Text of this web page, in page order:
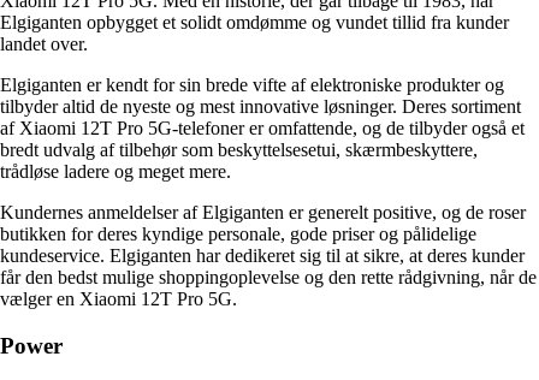
Elgiganten opbygget et solidt omdømme og vundet tillid fra kunder
landet over.
Elgiganten er kendt for sin brede vifte af elektroniske produkter og
tilbyder altid de nyeste og mest innovative løsninger. Deres sortiment
af Xiaomi 12T Pro 5G-telefoner er omfattende, og de tilbyder også et
bredt udvalg af tilbehør som beskyttelsesetui, skærmbeskyttere,
trådløse ladere og meget mere.
Kundernes anmeldelser af Elgiganten er generelt positive, og de roser
butikken for deres kyndige personale, gode priser og pålidelige
kundeservice. Elgiganten har dedikeret sig til at sikre, at deres kunder
får den bedst mulige shoppingoplevelse og den rette rådgivning, når de
vælger en Xiaomi 12T Pro 5G.
Power